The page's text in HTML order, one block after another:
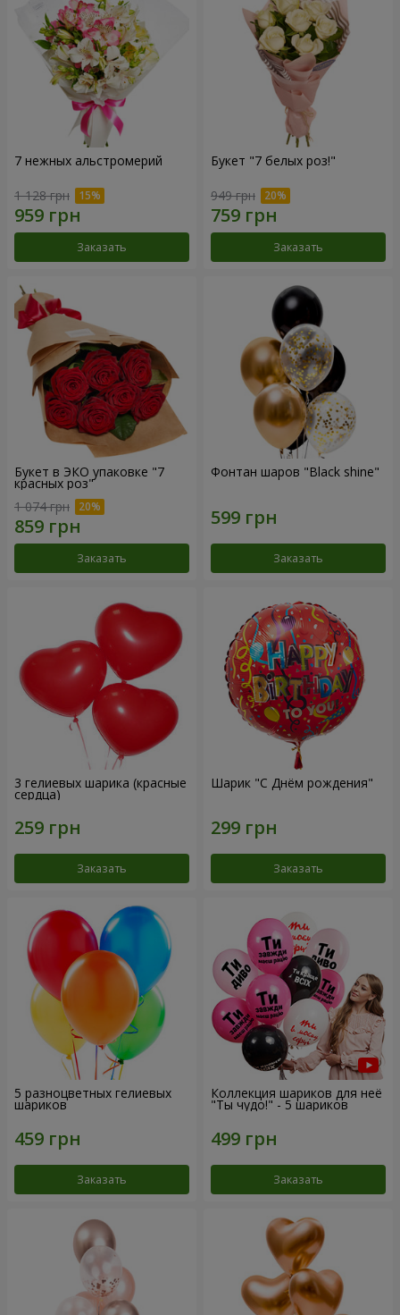
7 нежных альстромерий
1 128 грн
Заказать
Букет "7 белых роз!"
949 грн
Заказать
Букет в ЭКО упаковке "7
красных роз"
1 074 грн
Заказать
Фонтан шаров "Black shine"
Заказать
3 гелиевых шарика (красные
сердца)
Заказать
Шарик "С Днём рождения"
Заказать
5 разноцветных гелиевых
шариков
Заказать
Коллекция шариков для неё
"Ты чудо!" - 5 шариков
Заказать